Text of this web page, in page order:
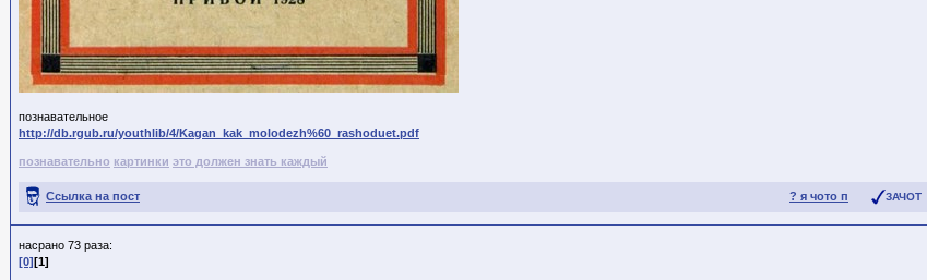
познавательное
http://db.rgub.ru/youthlib/4/Kagan_kak_molodezh%60_rashoduet.pdf
познавательно картинки это должен знать каждый
? я чото п ЗАЧОТ
Ссылка на пост
насрано 73 раза:
[0][1]